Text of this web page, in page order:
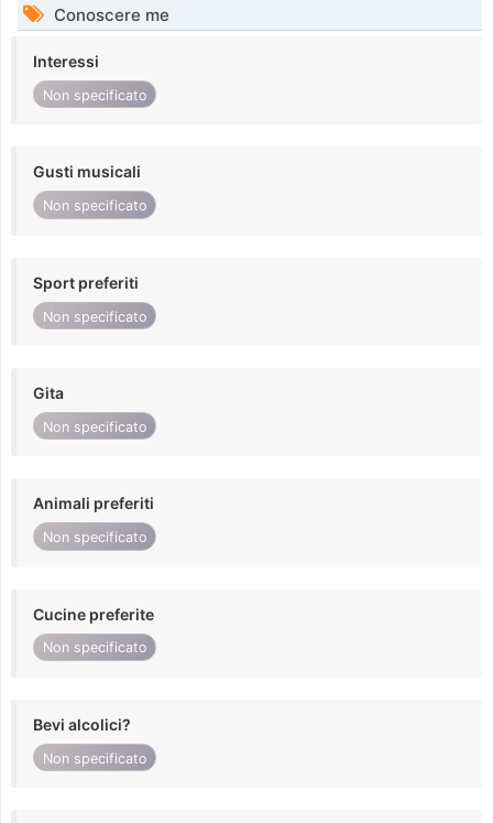
Conoscere me
Interessi
Non specificato
Gusti musicali
Non specificato
Sport preferiti
Non specificato
Gita
Non specificato
Animali preferiti
Non specificato
Cucine preferite
Non specificato
Bevi alcolici?
Non specificato